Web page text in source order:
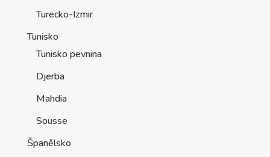
Turecko-Izmir
Tunisko
Tunisko pevnina
Djerba
Mahdia
Sousse
Španělsko